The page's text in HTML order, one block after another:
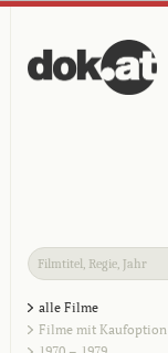
alle Filme
Filme mit Kaufoption